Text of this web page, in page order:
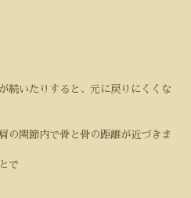
続いたりすると、元に戻りにくくな
の関節内で骨と骨の距離が近づきま
で